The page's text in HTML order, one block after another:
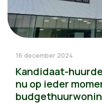
16 december 2024
Kandidaat-
nu op ieder